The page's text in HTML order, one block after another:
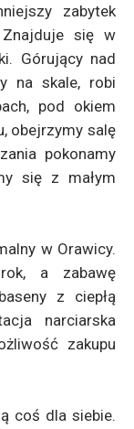
zabytek
się w
Górujący nad
na skale, robi
pod okiem
obejrzymy salę
pokonamy
się z małym
w Orawicy.
a zabawę
z ciepłą
narciarska
zakupu
coś dla siebie.